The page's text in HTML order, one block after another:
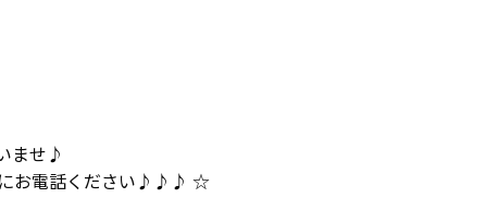
ませ♪
にお電話ください♪♪♪ ☆